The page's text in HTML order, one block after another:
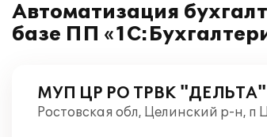
Автоматизация
базе ПП
МУП ЦР РО ТРВК "ДЕЛЬТА"
Ростовская обл, Целинский р-н, п